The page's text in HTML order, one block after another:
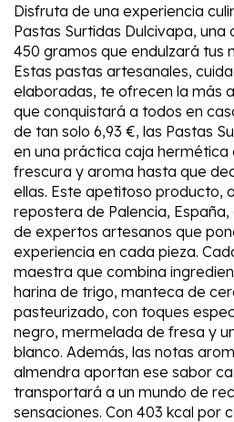
Disfruta de una experiencia
Pastas Surtidas Dulcivapa, una
450 gramos que endulzará tus
Estas pastas artesanales,
elaboradas, te ofrecen la más
que conquistará a todos en
de tan solo 6,93 €, las Pastas
en una práctica caja hermética
frescura y aroma hasta que
ellas. Este apetitoso producto,
repostera de Palencia,
de expertos artesanos que
experiencia en cada pieza.
maestra que combina
harina de trigo, manteca de
pasteurizado, con toques
negro, mermelada de fresa y
blanco. Además, las notas
almendra aportan ese sabor
transportará a un mundo de
sensaciones. Con 403 kcal por